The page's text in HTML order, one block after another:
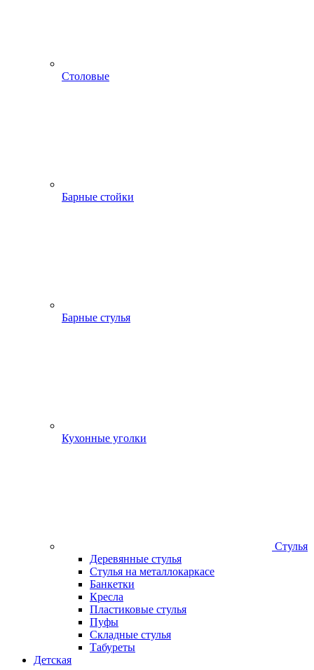
Столовые
Барные стойки
Барные стулья
Кухонные уголки
Стулья
Деревянные стулья
Стулья на металлокаркасе
Банкетки
Кресла
Пластиковые стулья
Пуфы
Складные стулья
Табуреты
Детская